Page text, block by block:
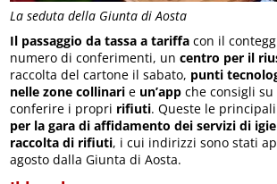
La seduta della Giunta di Aosta
Il passaggio da tassa a tariffa con il
numero di conferimenti, uncentro per il
raccolta del cartone il sabato, punti
nelle zone collinari e un’app che consigli
conferire i propri rifiuti. Queste le
per la gara di affidamento dei servizi di
raccolta di rifiuti, i cui indirizzi sono stati
agosto dalla Giunta di Aosta.